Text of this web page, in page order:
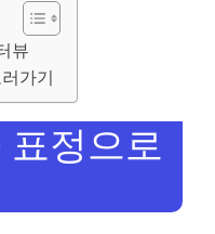
뷰
가기
정으로